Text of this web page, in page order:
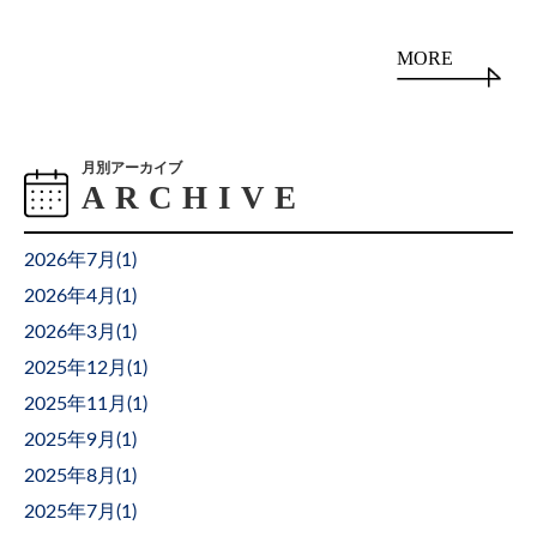
MORE
月別アーカイブ
2026年7月(1)
2026年4月(1)
2026年3月(1)
2025年12月(1)
2025年11月(1)
2025年9月(1)
2025年8月(1)
2025年7月(1)